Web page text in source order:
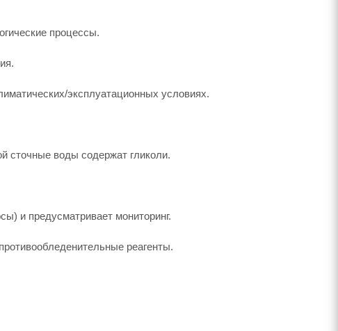
процессы.
эксплуатационных условиях.
сточные воды содержат гликоли.
и предусматривает мониторинг.
реагенты.